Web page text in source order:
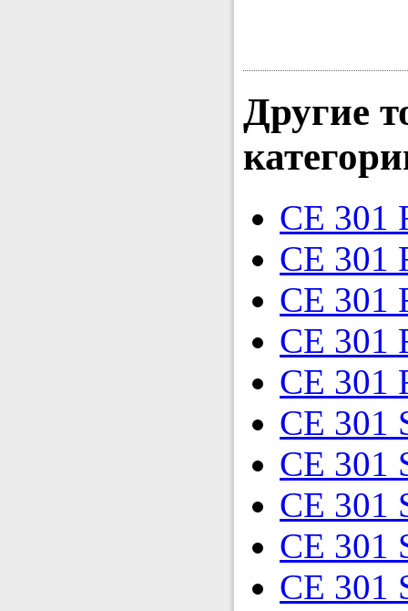
Другие
CE 301
CE 301
CE 301
CE 301
CE 301
CE 301
CE 301
CE 301
CE 301
CE 301